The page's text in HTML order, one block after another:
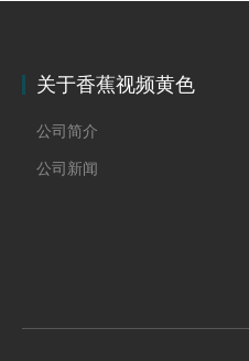
关于香蕉视频黄色
公司简介
公司新闻